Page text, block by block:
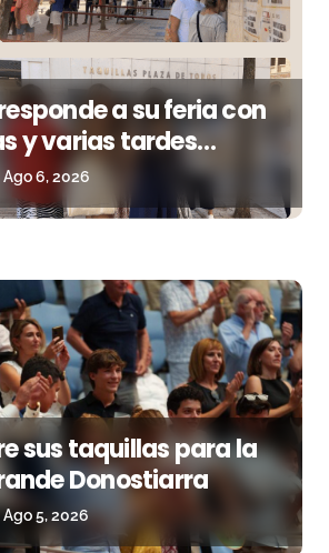
a su feria con
y varias tardes
lleno
Ago 6, 2026
sus taquillas para la
Donostiarra
Ago 5, 2026